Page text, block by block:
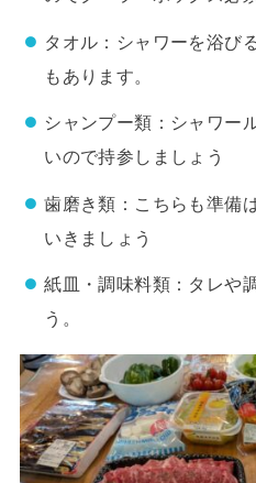
タオル：シャワーを浴び
もあります。
シャンプー類：シャワー
いので持参しましょう
歯磨き類：こちらも準備
いきましょう
紙皿・調味料類：タレや
う。